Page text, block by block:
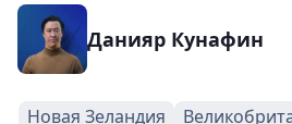
Данияр Кунафин
Новая Зеландия